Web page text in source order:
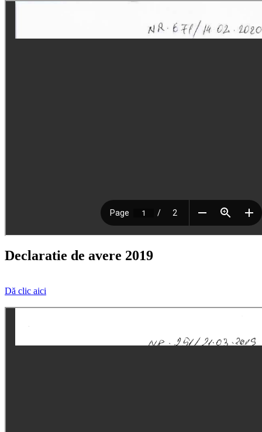
Declaratie de avere 2019
Dă clic aici